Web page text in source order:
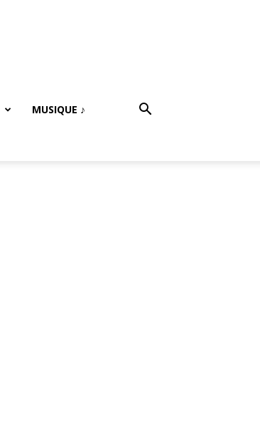
MUSIQUE ♪